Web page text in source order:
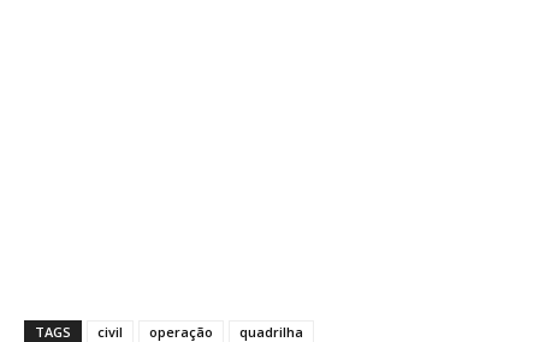
TAGS civil operação quadrilha